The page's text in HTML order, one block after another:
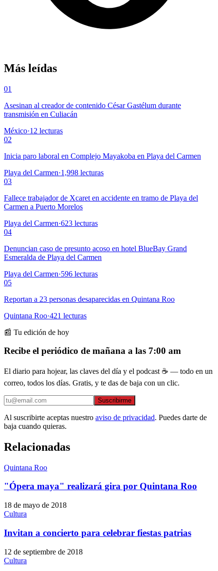
Más leídas
01
Asesinan al creador de contenido César Gastélum durante
transmisión en Culiacán
México·12 lecturas
02
Inicia paro laboral en Complejo Mayakoba en Playa del Carmen
Playa del Carmen·1,998 lecturas
03
Fallece trabajador de Xcaret en accidente en tramo de Playa del
Carmen a Puerto Morelos
Playa del Carmen·623 lecturas
04
Denuncian caso de presunto acoso en hotel BlueBay Grand
Esmeralda de Playa del Carmen
Playa del Carmen·596 lecturas
05
Reportan a 23 personas desaparecidas en Quintana Roo
Quintana Roo·421 lecturas
📰 Tu edición de hoy
Recibe el periódico de mañana a las 7:00 am
El diario para hojear, las claves del día y el podcast ☕ — todo en un
correo, todos los días. Gratis, y te das de baja con un clic.
Suscribirme
Al suscribirte aceptas nuestro aviso de privacidad. Puedes darte de
baja cuando quieras.
Relacionadas
Quintana Roo
"Ópera maya" realizará gira por Quintana Roo
18 de mayo de 2018
Cultura
Invitan a concierto para celebrar fiestas patrias
12 de septiembre de 2018
Cultura